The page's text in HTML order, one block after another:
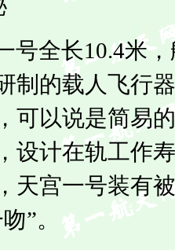
长10.4米，
制的载人飞行
可以说是简易
设计在轨工作
天宫一号装有
”。